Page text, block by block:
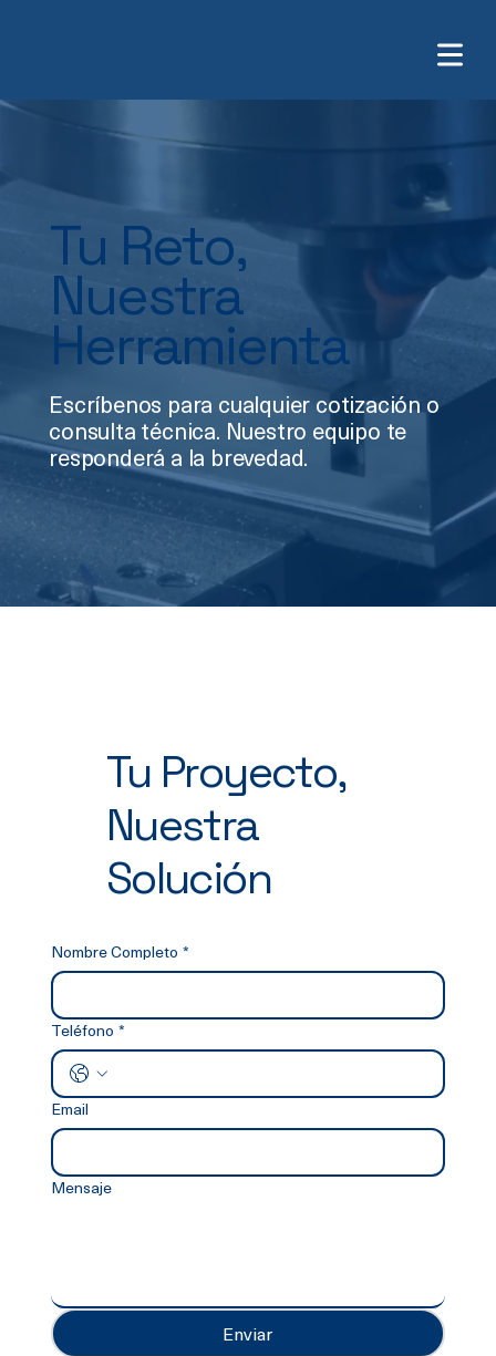
Tu Reto,
Nuestra
Herramienta
Escríbenos para cualquier cotización o
consulta técnica. Nuestro equipo te
responderá a la brevedad.
Tu Proyecto,
Nuestra
Solución
Nombre Completo *
Teléfono *
Email
Mensaje
Enviar